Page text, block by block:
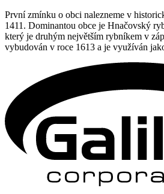
První zmínku o obci nalezneme v
1411. Dominantou obce je Hnačovský
který je druhým největším rybníkem v
vybudován v roce 1613 a je využíván